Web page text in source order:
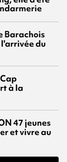
Barachois
du
à la
47 jeunes
et vivre au